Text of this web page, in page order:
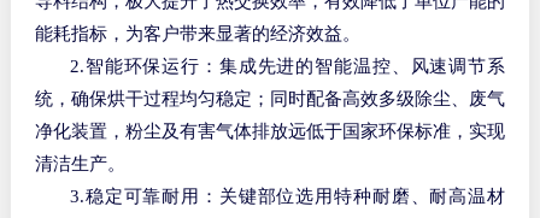
能耗指标，为客户带来显著的经济效益。
2.智能环保运行：集成先进的智能温控、风速调节系
统，确保烘干过程均匀稳定；同时配备高效多级除尘、废气
净化装置，粉尘及有害气体排放远低于国家环保标准，实现
清洁生产。
3.稳定可靠耐用：关键部位选用特种耐磨、耐高温材